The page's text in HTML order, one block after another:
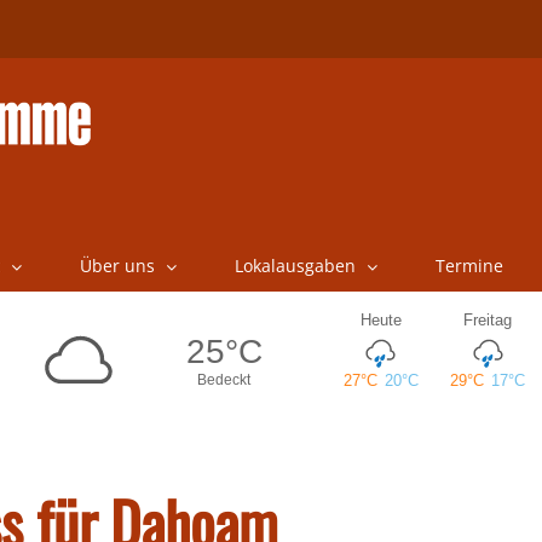
Über uns Lokalausgaben Termine
für Dahoam